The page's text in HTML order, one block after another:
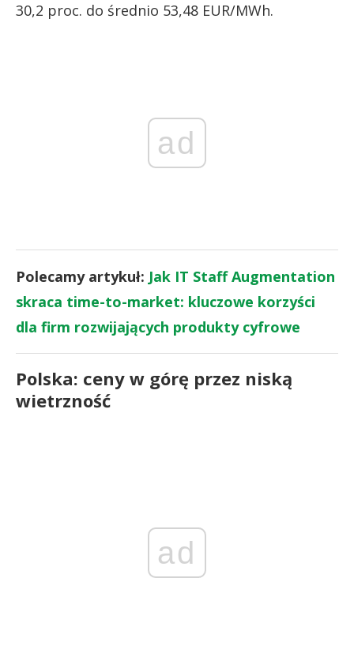
30,2 proc. do średnio 53,48 EUR/MWh.
ad
Polecamy artykuł: Jak IT Staff Augmentation
skraca time-to-market: kluczowe korzyści
dla firm rozwijających produkty cyfrowe
Polska: ceny w górę przez niską
wietrzność
ad